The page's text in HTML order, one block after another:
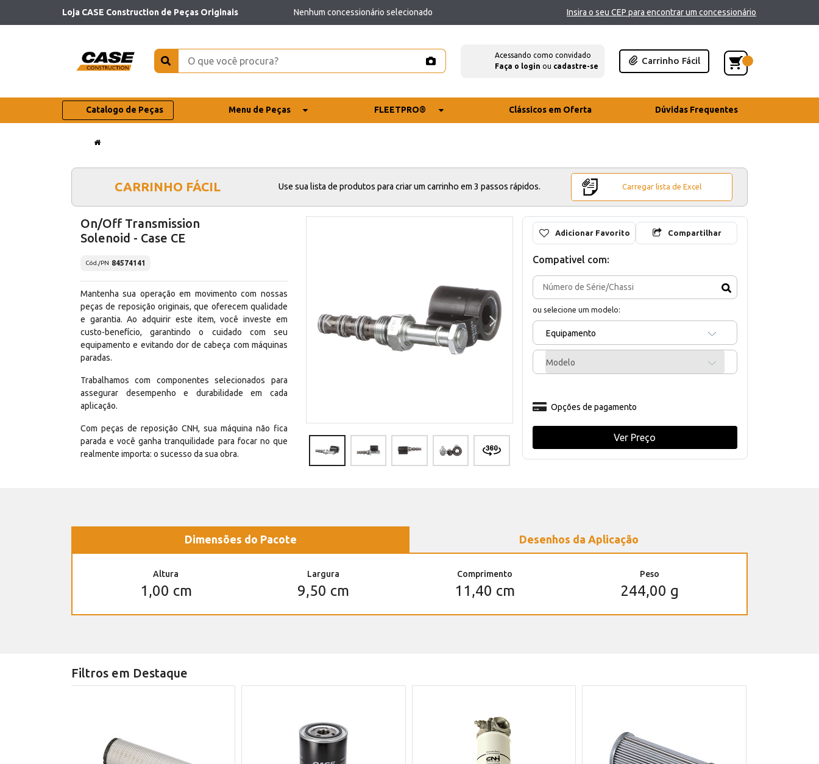
Loja CASE Construction de Peças Originais Nenhum concessionário selecionado Insira o seu CEP para encontrar um concessionário
Acessando como convidado
Faça o login ou cadastre-se
Carrinho Fácil
Catalogo de Peças Menu de Peças FLEETPRO® Clássicos em Oferta Dúvidas Frequentes
CARRINHO FÁCIL Use sua lista de produtos para criar um carrinho em 3 passos rápidos. Carregar lista de Excel
On/Off Transmission
Solenoid - Case CE
Cód./PN 84574141
Mantenha sua operação em movimento com nossas
peças de reposição originais, que oferecem qualidade
e garantia. Ao adquirir este item, você investe em
custo-benefício, garantindo o cuidado com seu
equipamento e evitando dor de cabeça com máquinas
paradas.
Trabalhamos com componentes selecionados para
assegurar desempenho e durabilidade em cada
aplicação.
Com peças de reposição CNH, sua máquina não fica
parada e você ganha tranquilidade para focar no que
realmente importa: o sucesso da sua obra.
Adicionar Favorito Compartilhar
Compativel com:
ou selecione um modelo:
Equipamento
Modelo
Opções de pagamento
Ver Preço
Dimensões do Pacote Desenhos da Aplicação
Altura
1,00 cm
Largura
9,50 cm
Comprimento
11,40 cm
Peso
244,00 g
Filtros em Destaque